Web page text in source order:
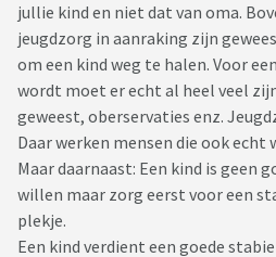
jullie kind en niet dat van oma.
jeugdzorg in aanraking zijn
om een kind weg te halen. Voor
wordt moet er echt al heel veel
geweest, oberservaties enz.
Daar werken mensen die ook echt
Maar daarnaast: Een kind is geen
willen maar zorg eerst voor een
plekje.
Een kind verdient een goede